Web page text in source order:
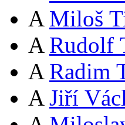
A Miloš
A Rudolf
A Radim
A Jiří